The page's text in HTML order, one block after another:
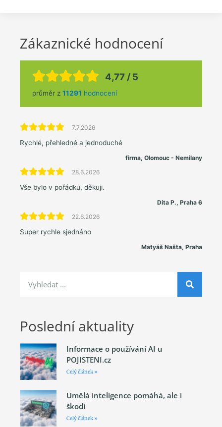
Zákaznické hodnocení
4,77 / 5
průměr z 11291 hodnocení
7.7.2026
Rychlé, přehledné a jednoduché
firma, Olomouc - Nemilany
28.6.2026
Vše bylo v pořádku, děkuji.
Dita P., Praha 6
22.6.2026
Super rychle sjednáno
Matyáš Našta, Praha
Poslední aktuality
Informace o používání AI u
POJISTENI.cz
Celý článek »
Umělá inteligence pomáhá, ale i
škodí
Celý článek »